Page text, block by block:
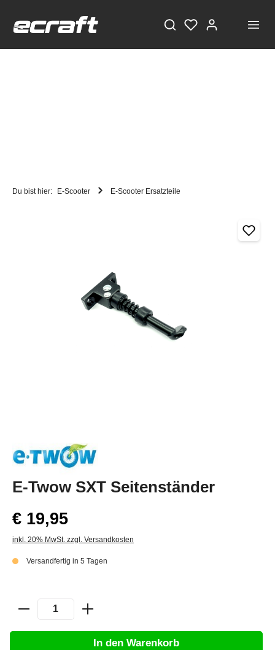
Du bist hier: E-Scooter E-Scooter Ersatzteile
E-Twow SXT Seitenständer
€ 19,95
inkl. 20% MwSt. zzgl. Versandkosten
Versandfertig in 5 Tagen
In den Warenkorb